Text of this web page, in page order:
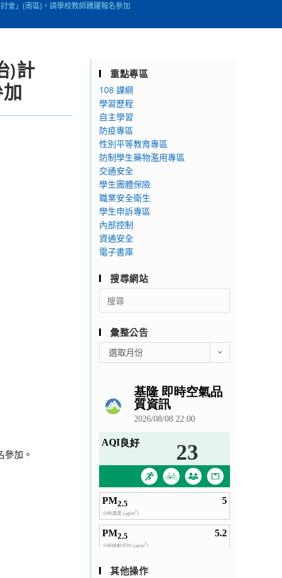
會」(南區)，請學校教師踴躍報名參加
)計
加。
重點專區
108 課綱
學習歷程
自主學習
防疫專區
性別平等教育專區
防制學生藥物濫用專區
交通安全
學生團體保險
職業安全衛生
學生申訴專區
內部控制
資通安全
電子書庫
搜尋網站
Search
for:
彙整公告
整
選取月份
其他操作